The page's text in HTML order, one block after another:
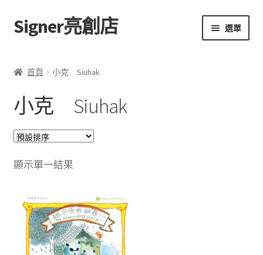
跳
至
覽
跳
至
要
Signer亮創店 選單
學校選書（小學）
網上書店
無紙書
首頁 小克 Siuhak
小克 Siuhak
顯示單一結果